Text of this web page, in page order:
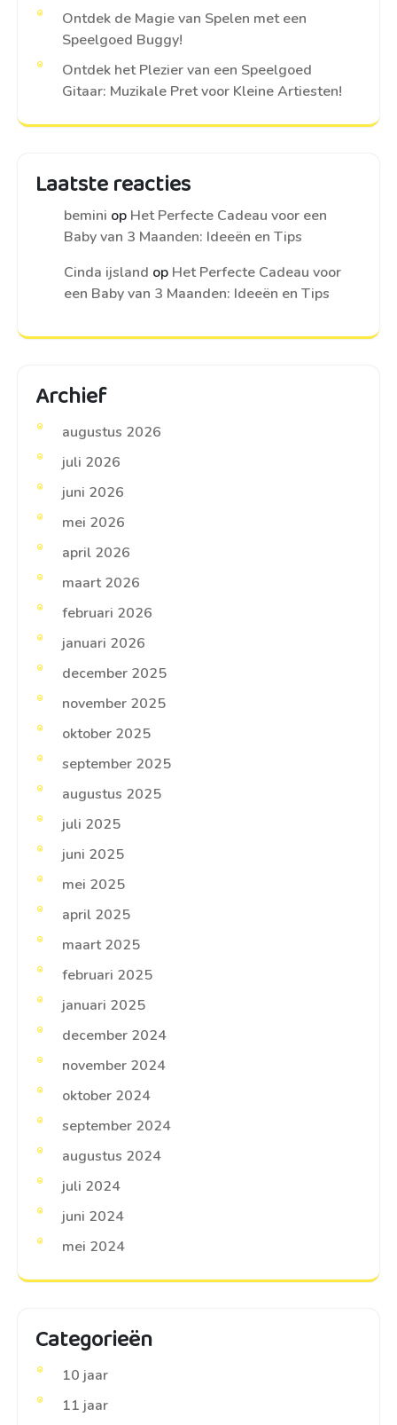
Ontdek de Magie van Spelen met een
Speelgoed Buggy!
Ontdek het Plezier van een Speelgoed
Gitaar: Muzikale Pret voor Kleine Artiesten!
Laatste reacties
bemini op Het Perfecte Cadeau voor een
Baby van 3 Maanden: Ideeën en Tips
Cinda ijsland op Het Perfecte Cadeau voor
een Baby van 3 Maanden: Ideeën en Tips
Archief
augustus 2026
juli 2026
juni 2026
mei 2026
april 2026
maart 2026
februari 2026
januari 2026
december 2025
november 2025
oktober 2025
september 2025
augustus 2025
juli 2025
juni 2025
mei 2025
april 2025
maart 2025
februari 2025
januari 2025
december 2024
november 2024
oktober 2024
september 2024
augustus 2024
juli 2024
juni 2024
mei 2024
Categorieën
10 jaar
11 jaar